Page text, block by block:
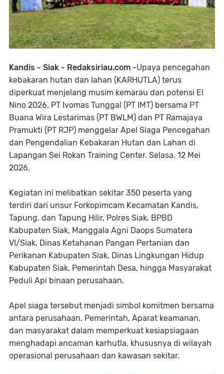
Kandis - Siak - Redaksiriau.com -Upaya pencegahan
kebakaran hutan dan lahan (KARHUTLA) terus
diperkuat menjelang musim kemarau dan potensi El
Nino 2026. PT Ivomas Tunggal (PT IMT) bersama PT
Buana Wira Lestarimas (PT BWLM) dan PT Ramajaya
Pramukti (PT RJP) menggelar Apel Siaga Pencegahan
dan Pengendalian Kebakaran Hutan dan Lahan di
Lapangan Sei Rokan Training Center. Selasa, 12 Mei
2026.
Kegiatan ini melibatkan sekitar 350 peserta yang
terdiri dari unsur Forkopimcam Kecamatan Kandis,
Tapung, dan Tapung Hilir, Polres Siak, BPBD
Kabupaten Siak, Manggala Agni Daops Sumatera
VI/Siak, Dinas Ketahanan Pangan Pertanian dan
Perikanan Kabupaten Siak, Dinas Lingkungan Hidup
Kabupaten Siak, Pemerintah Desa, hingga Masyarakat
Peduli Api binaan perusahaan.
Apel siaga tersebut menjadi simbol komitmen bersama
antara perusahaan, Pemerintah, Aparat keamanan,
dan masyarakat dalam memperkuat kesiapsiagaan
menghadapi ancaman karhutla, khususnya di wilayah
operasional perusahaan dan kawasan sekitar.